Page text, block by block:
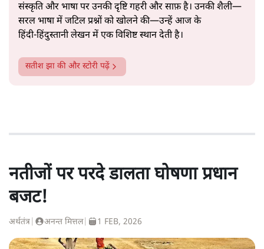
संस्कृति और भाषा पर उनकी दृष्टि गहरी और साफ़ है। उनकी शैली—
सरल भाषा में जटिल प्रश्नों को खोलने की—उन्हें आज के
हिंदी‑हिंदुस्तानी लेखन में एक विशिष्ट स्थान देती है।
सतीश झा की और स्टोरी पढ़ें
नतीजों पर परदे डालता घोषणा प्रधान
बजट!
अर्थतंत्र अनन्त मित्तल| 1 FEB, 2026